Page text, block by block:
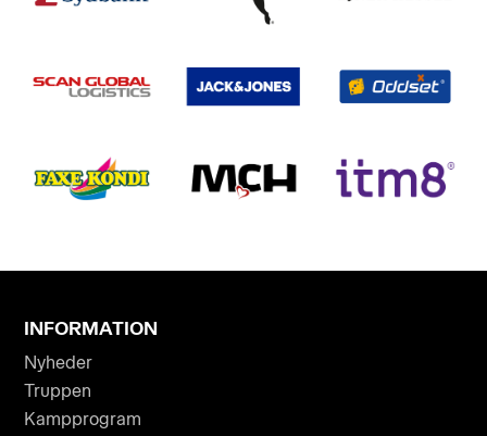
INFORMATION
Nyheder
Truppen
Kampprogram